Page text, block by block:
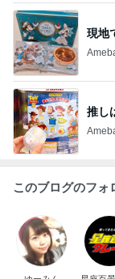
現地
推し
このブログのフォ